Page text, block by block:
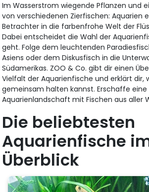
Im Wasserstrom wiegende Pflanzen und
von verschiedenen Zierfischen: Aquarien
Betrachter in die farbenfrohe Welt der
Dabei entscheidet die Wahl der
geht. Folge dem leuchtenden
Asiens oder dem Diskusfisch in die
Südamerikas. ZOO & Co. gibt dir einen
Vielfalt der Aquarienfische und erklärt dir,
gemeinsam halten kannst. Erschaffe eine
Aquarienlandschaft mit Fischen aus aller
Die beliebtesten
Aquarienfische
Überblick